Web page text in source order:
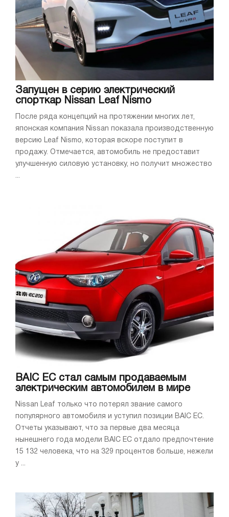
Запущен в серию электрический
спорткар Nissan Leaf Nismo
После ряда концепций на протяжении многих лет,
японская компания Nissan показала производственную
версию Leaf Nismo, которая вскоре поступит в
продажу. Отмечается, автомобиль не предоставит
улучшенную силовую установку, но получит множество
...
BAIC EC стал самым продаваемым
электрическим автомобилем в мире
Nissan Leaf только что потерял звание самого
популярного автомобиля и уступил позиции BAIC EC.
Отчеты указывают, что за первые два месяца
нынешнего года модели BAIC EC отдало предпочтение
15 132 человека, что на 329 процентов больше, нежели
у ...